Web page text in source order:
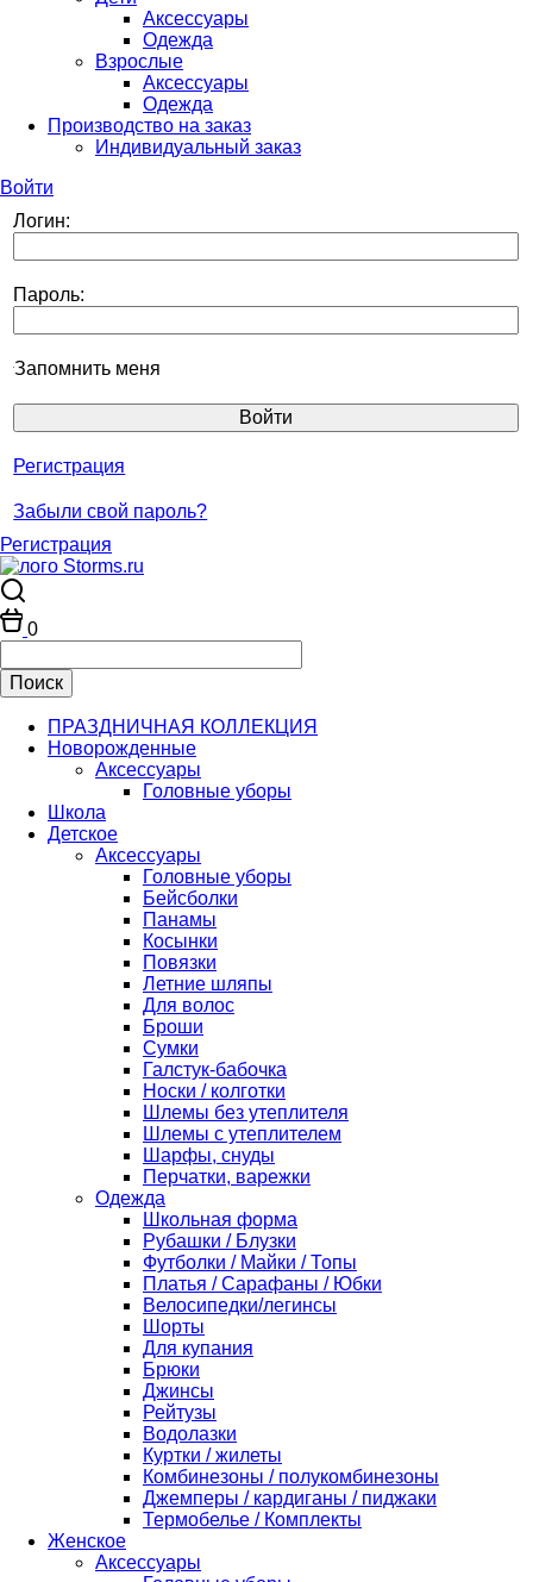
Аксессуары
Одежда
Взрослые
Аксессуары
Одежда
Производство на заказ
Индивидуальный заказ
Войти
Логин:
Пароль:
Запомнить меня
Регистрация
Забыли свой пароль?
Регистрация
0
ПРАЗДНИЧНАЯ КОЛЛЕКЦИЯ
Новорожденные
Аксессуары
Головные уборы
Школа
Детское
Аксессуары
Головные уборы
Бейсболки
Панамы
Косынки
Повязки
Летние шляпы
Для волос
Броши
Сумки
Галстук-бабочка
Носки / колготки
Шлемы без утеплителя
Шлемы с утеплителем
Шарфы, снуды
Перчатки, варежки
Одежда
Школьная форма
Рубашки / Блузки
Футболки / Майки / Топы
Платья / Сарафаны / Юбки
Велосипедки/легинсы
Шорты
Для купания
Брюки
Джинсы
Рейтузы
Водолазки
Куртки / жилеты
Комбинезоны / полукомбинезоны
Джемперы / кардиганы / пиджаки
Термобелье / Комплекты
Женское
Аксессуары